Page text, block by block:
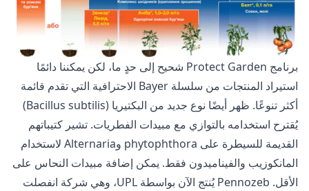
برنامج Protect Garden شحيح إلى حدٍ ما، لكن يمكننا دائمًا
استيراد المنتجات من سلسلة Bayer الاحترافية التي تقدم قائمة
أكثر تنوعًا. ظهر أيضًا نوع جديد من البكتيريا (Bacillus subtilis)
يُقترح استخدامه بالتوازي مع مبيدات الفطريات. تشير كتيباتهم
القديمة للسيطرة على phytophthora وAlternaria لاستخدام
المانكوزيب والفيناميدون فقط. يمكن إضافة مبيدات النحاس على
الأقل. Pennozeb يُنتج الآن بواسطة UPL، وهي شركة انفصلت